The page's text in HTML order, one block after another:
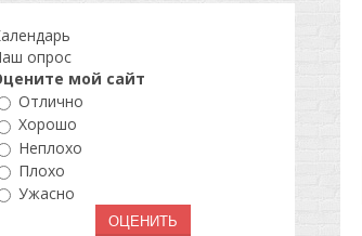
опрос
мой сайт
Отлично
Хорошо
Неплохо
Плохо
Ужасно